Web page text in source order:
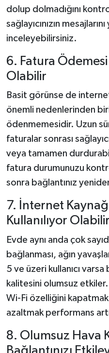
dolup dolmadığını
sağlayıcınızın
inceleyebilirsiniz.
6. Fatura Ödemesi
Olabilir
Basit görünse de
önemli nedenlerinden
ödenmemesidir. Uzun
faturalar sonrası
veya tamamen
fatura durumunuzu
sonra bağlantınız
7. İnternet
Kullanılıyor Olabilir
Evde aynı anda çok
bağlanması, ağın
5 ve üzeri kullanıcı
kalitesini olumsuz etkiler.
Wi-Fi özelliğini kapatmak
azaltmak performans
8. Olumsuz Hava